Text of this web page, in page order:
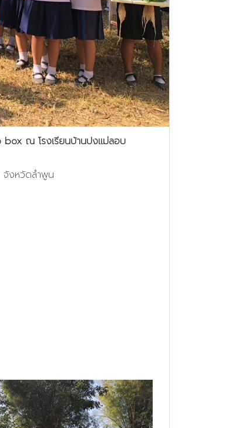
box ณ โรงเรียนบ้านปงแม่ลอบ
จังหวัดลำพูน